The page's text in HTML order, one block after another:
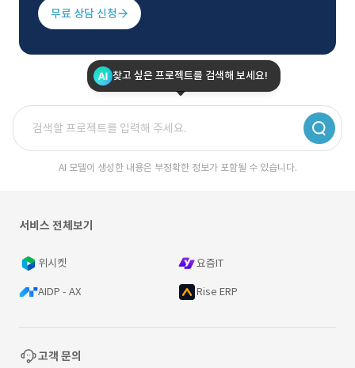
무료 상담 신청
찾고 싶은 프로젝트를 검색해 보세요!
AI 모델이 생성한 내용은 부정확한 정보가 포함될 수 있습니다.
서비스 전체보기
위시켓 요즘IT
AIDP - AX Rise ERP
고객 문의